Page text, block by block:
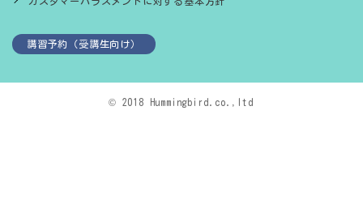
講習予約（受講生向け）
© 2018 Hummingbird.co.,ltd